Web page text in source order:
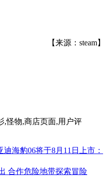
【来源：steam】
,怪物,商店页面,用户评
海豹06将于8月11日上市：
合作危险地带探索冒险